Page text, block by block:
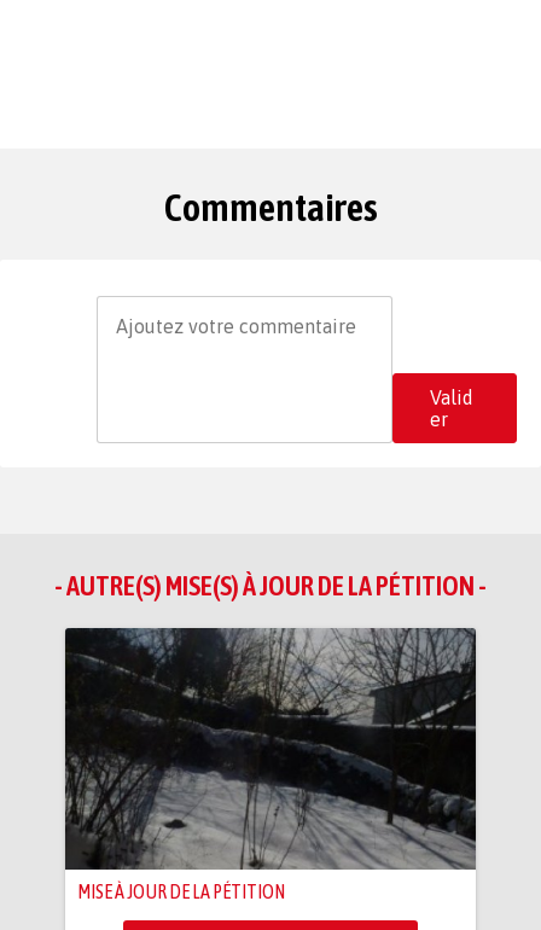
Commentaires
Valid
er
- AUTRE(S) MISE(S) À JOUR DE LA PÉTITION -
MISE À JOUR DE LA PÉTITION